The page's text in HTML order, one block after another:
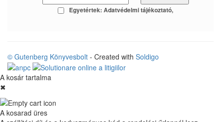
Egyetértek: Adatvédelmi tájékoztató
© Gutenberg Könyvesbolt - Created with Soldigo
A kosár tartalma
✖
A kosarad üres